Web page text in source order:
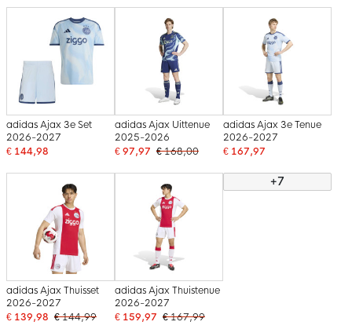
adidas Ajax 3e Set
2026-2027
€ 144,98
adidas Ajax Uittenue
2025-2026
€ 97,97 € 168,00
adidas Ajax 3e Tenue
2026-2027
€ 167,97
adidas Ajax Thuisset
2026-2027
€ 139,98 € 144,99
adidas Ajax Thuistenue
2026-2027
€ 159,97 € 167,99
+7